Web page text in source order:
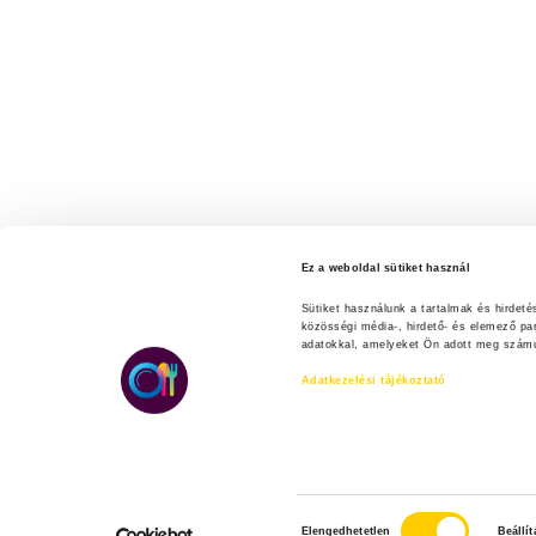
Ez a weboldal sütiket használ
Sütiket használunk a tartalmak és
közösségi média-, hirdető- és elemező
adatokkal, amelyeket Ön adott meg
Adatkezelési tájékoztató
Elengedhetetlen